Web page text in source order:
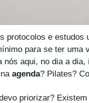
protocolos e estudos
para se ter uma
nós aqui, no dia a
agenda? Pilates?
priorizar?